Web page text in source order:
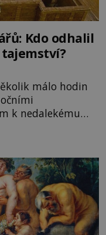
Kdo odhalil
málo hodin
k nedalekému
ranec s
namířeno,
„Do Sk